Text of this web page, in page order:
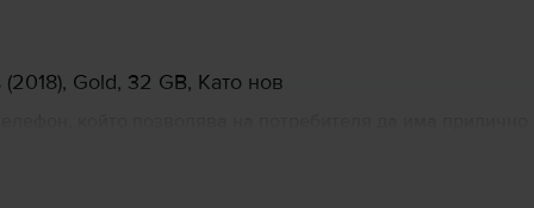
Gold, 32 GB, Като нов